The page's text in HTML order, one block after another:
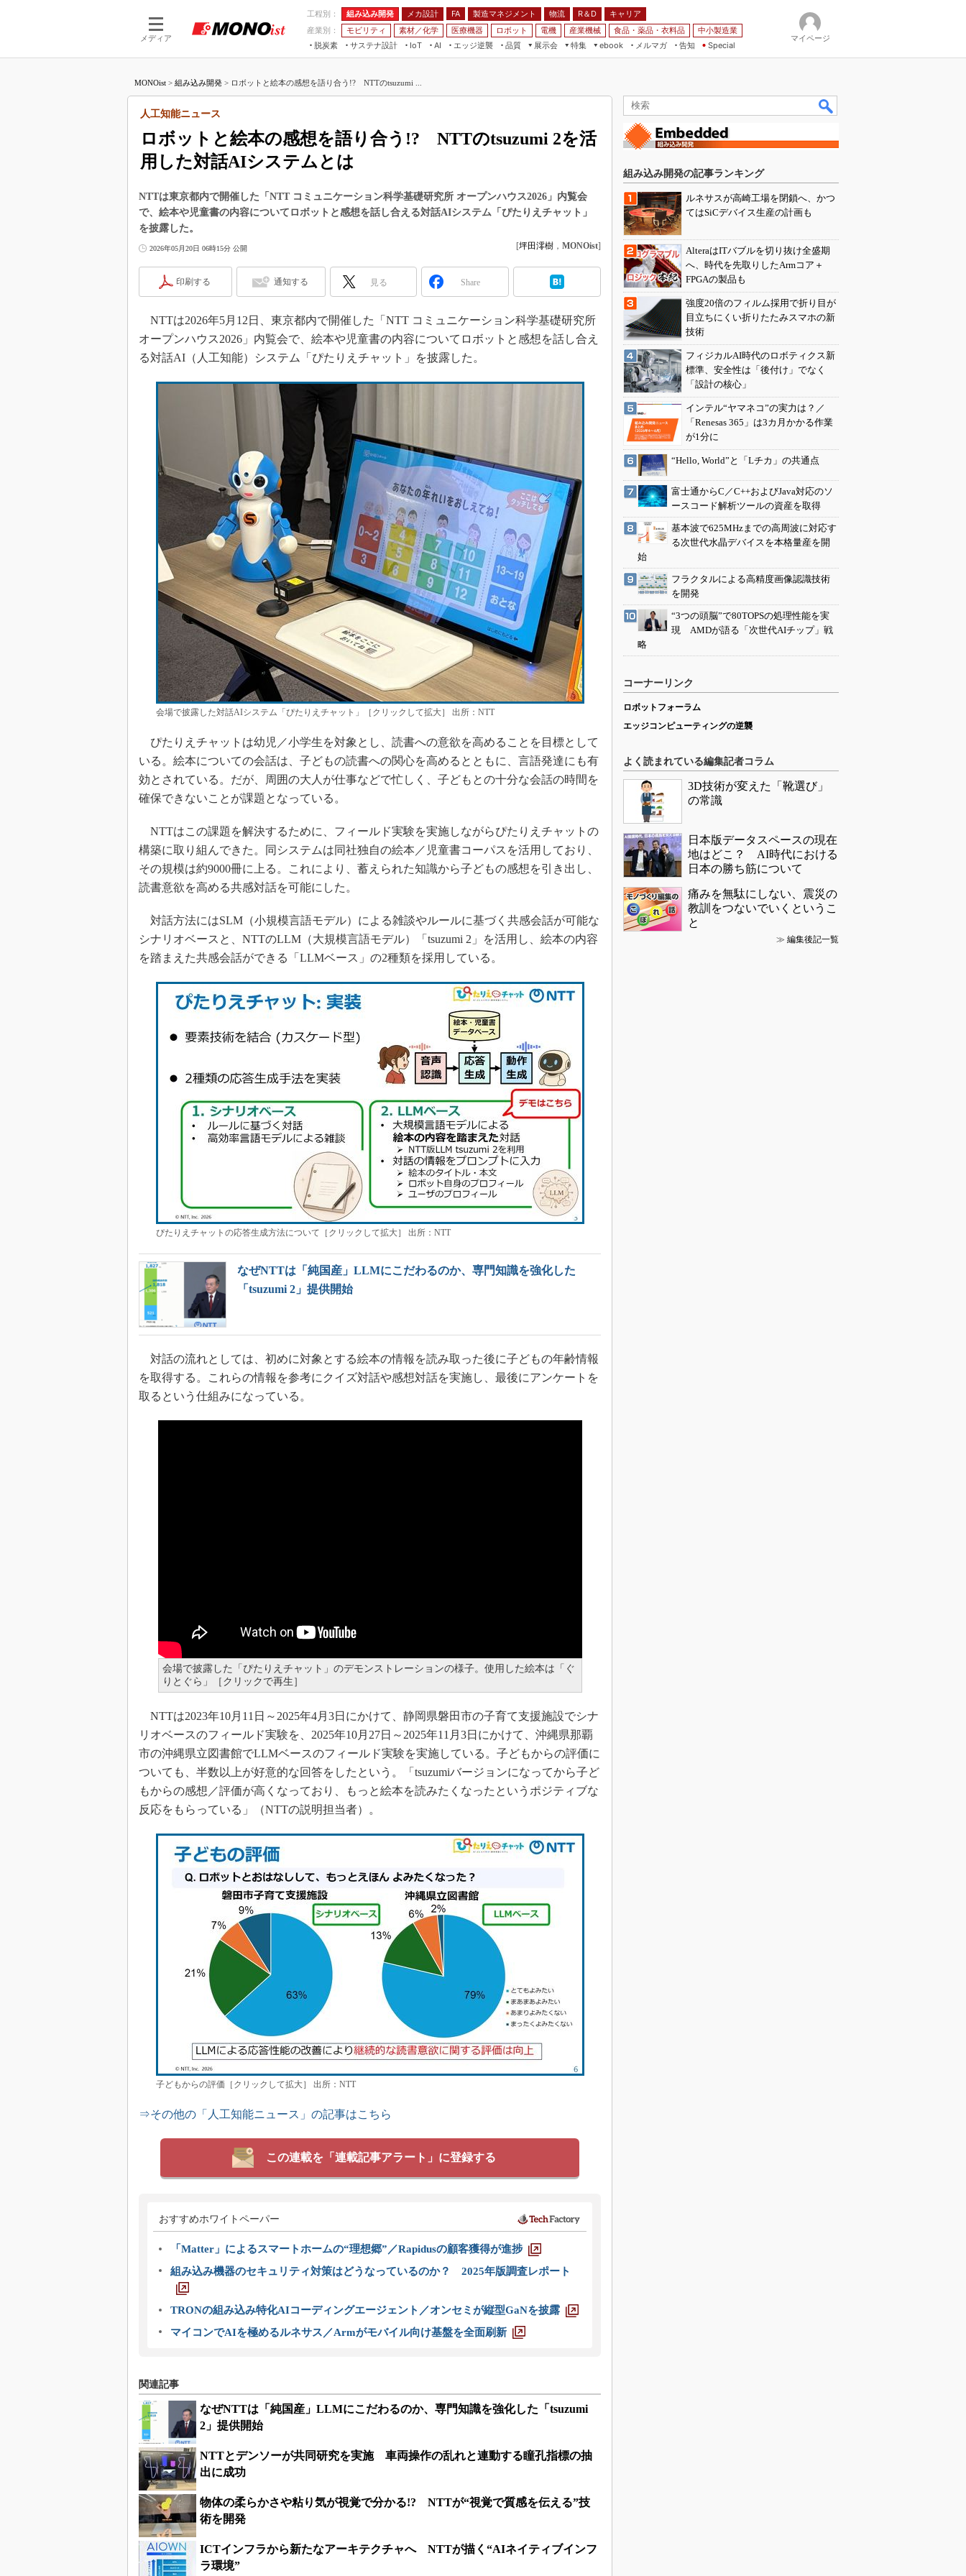
メディア
工程別： 組み込み開発 メカ設計 FA 製造マネジメント 物流 R＆D
キャリア
産業別：
モビリティ 素材／化学 医療機器 ロボット 電機 産業機械 食品・薬品・衣料品
中小製造業
脱炭素
サステナ設計
IoT
つながる工場
AI
AI×設備保全
エッジ逆襲 品質
展示会
JIMTOF
IIFES
TECHNO-FRONTIER
EdgeTech+
日本ものづくりワールド
AUTOMOTIVE WORLD
産業オープンネット展
特集
組み込み画像技術
組み込みモデリング
ISO26262
3Dプリンタ
メイドインジャパン
植物工場
知財マネジメント
海外生産
グローバル設計・開発
制御セキュリティ
新型コロナへの対応
ebook
メルマガ
告知 Special
マイページ
MONOist > 組み込み開発 > ロボットと絵本の感想を語り合う!? NTTのtsuzumi ...
ロボットと絵本の感想を語り合う!? NTTのtsuzumi 2を活
用した対話AIシステムとは
人工知能ニュース
NTTは東京都内で開催した「NTT コミュニケーション科学基礎研究所 オープンハウス2026」内覧会
で、絵本や児童書の内容についてロボットと感想を話し合える対話AIシステム「ぴたりえチャット」
を披露した。
2026年05月20日 06時15分 公開 [坪田澪樹 ， MONOist]
印刷する 通知する 見る Share
NTTは2026年5月12日、東京都内で開催した「NTT コミュニケーション科学基礎研究所
オープンハウス2026」内覧会で、絵本や児童書の内容についてロボットと感想を話し合え
る対話AI（人工知能）システム「ぴたりえチャット」を披露した。
会場で披露した対話AIシステム「ぴたりえチャット」［クリックして拡大］ 出所：NTT
ぴたりえチャットは幼児／小学生を対象とし、読書への意欲を高めることを目標として
いる。絵本についての会話は、子どもの読書への関心を高めるとともに、言語発達にも有
効とされている。だが、周囲の大人が仕事などで忙しく、子どもとの十分な会話の時間を
確保できないことが課題となっている。
NTTはこの課題を解決するために、フィールド実験を実施しながらぴたりえチャットの
構築に取り組んできた。同システムは同社独自の絵本／児童書コーパスを活用しており、
その規模は約9000冊に上る。これにより、蓄えられた知識から子どもの感想を引き出し、
読書意欲を高める共感対話を可能にした。
対話方法にはSLM（小規模言語モデル）による雑談やルールに基づく共感会話が可能な
シナリオベースと、NTTのLLM（大規模言語モデル）「tsuzumi 2」を活用し、絵本の内容
を踏まえた共感会話ができる「LLMベース」の2種類を採用している。
ぴたりえチャットの応答生成方法について［クリックして拡大］ 出所：NTT
なぜNTTは「純国産」LLMにこだわるのか、専門知識を強化した
「tsuzumi 2」提供開始
対話の流れとしては、初めに対象とする絵本の情報を読み取った後に子どもの年齢情報
を取得する。これらの情報を参考にクイズ対話や感想対話を実施し、最後にアンケートを
取るという仕組みになっている。
会場で披露した「ぴたりえチャット」のデモンストレーションの様子。使用した絵本は「ぐ
りとぐら」［クリックで再生］
NTTは2023年10月11日～2025年4月3日にかけて、静岡県磐田市の子育て支援施設でシナ
リオベースのフィールド実験を、2025年10月27日～2025年11月3日にかけて、沖縄県那覇
市の沖縄県立図書館でLLMベースのフィールド実験を実施している。子どもからの評価に
ついても、半数以上が好意的な回答をしたという。「tsuzumiバージョンになってから子ど
もからの感想／評価が高くなっており、もっと絵本を読みたくなったというポジティブな
反応をもらっている」（NTTの説明担当者）。
子どもからの評価［クリックして拡大］ 出所：NTT
⇒その他の「人工知能ニュース」の記事はこちら
この連載を「連載記事アラート」に登録する
おすすめホワイトペーパー
「Matter」によるスマートホームの“理想郷”／Rapidusの顧客獲得が進捗
組み込み機器のセキュリティ対策はどうなっているのか？ 2025年版調査レポート
TRONの組み込み特化AIコーディングエージェント／オンセミが縦型GaNを披露
マイコンでAIを極めるルネサス／Armがモバイル向け基盤を全面刷新
関連記事
なぜNTTは「純国産」LLMにこだわるのか、専門知識を強化した「tsuzumi
2」提供開始
NTTとデンソーが共同研究を実施 車両操作の乱れと連動する瞳孔指標の抽
出に成功
物体の柔らかさや粘り気が視覚で分かる!? NTTが“視覚で質感を伝える”技
術を開発
ICTインフラから新たなアーキテクチャへ NTTが描く“AIネイティブインフ
ラ環境”
組み込み開発の記事ランキング
ルネサスが高崎工場を閉鎖へ、かつ
てはSiCデバイス生産の計画も
AlteraはITバブルを切り抜け全盛期
へ、時代を先取りしたArmコア＋
FPGAの製品も
強度20倍のフィルム採用で折り目が
目立ちにくい折りたたみスマホの新
技術
フィジカルAI時代のロボティクス新
標準、安全性は「後付け」でなく
「設計の核心」
インテル“ヤマネコ”の実力は？／
「Renesas 365」は3カ月かかる作業
が1分に
“Hello, World”と「Lチカ」の共通点
富士通からC／C++およびJava対応のソ
ースコード解析ツールの資産を取得
基本波で625MHzまでの高周波に対応す
る次世代水晶デバイスを本格量産を開
始
フラクタルによる高精度画像認識技術
を開発
“3つの頭脳”で80TOPSの処理性能を実
現 AMDが語る「次世代AIチップ」戦
略
コーナーリンク
ロボットフォーラム
エッジコンピューティングの逆襲
よく読まれている編集記者コラム
3D技術が変えた「靴選び」
の常識
日本版データスペースの現在
地はどこ？ AI時代における
日本の勝ち筋について
痛みを無駄にしない、震災の
教訓をつないでいくというこ
と
≫ 編集後記一覧